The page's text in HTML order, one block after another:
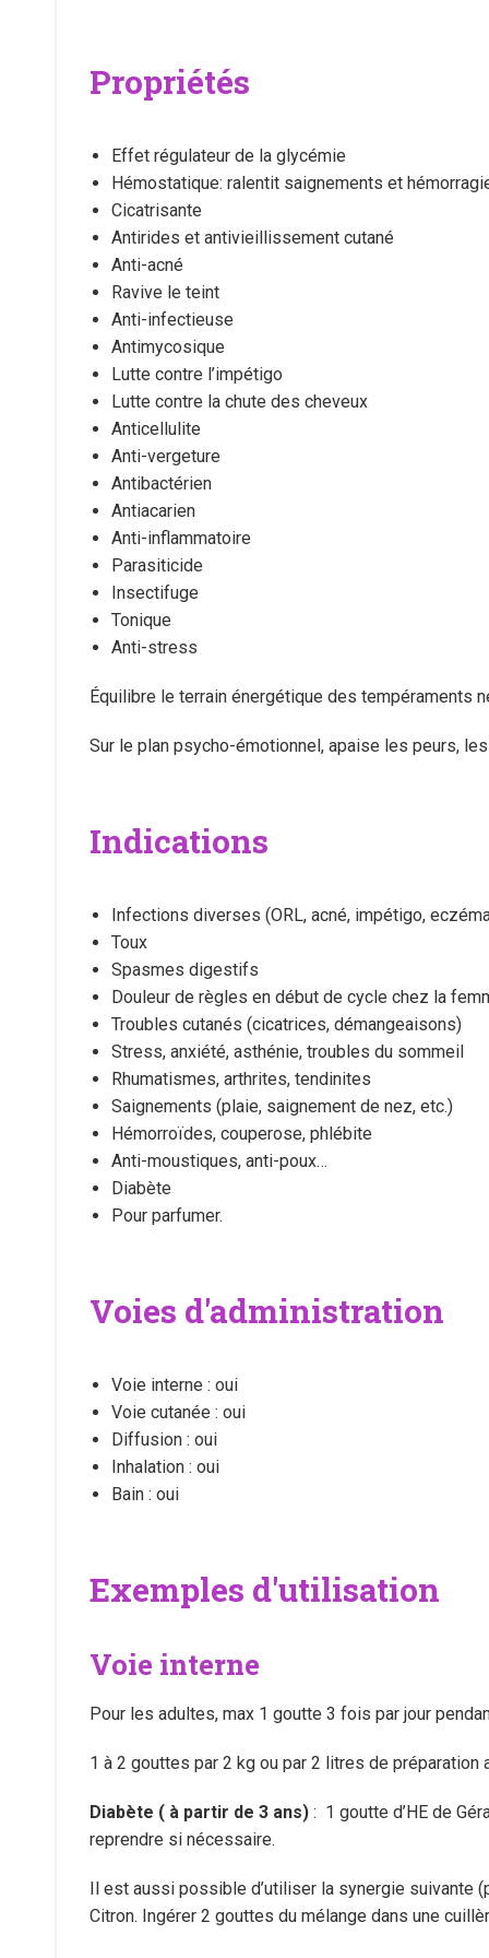
Propriétés
Effet régulateur de la glycémie
Hémostatique: ralentit saignements et
Cicatrisante
Antirides et antivieillissement cutané
Anti-acné
Ravive le teint
Anti-infectieuse
Antimycosique
Lutte contre l’impétigo
Lutte contre la chute des cheveux
Anticellulite
Anti-vergeture
Antibactérien
Antiacarien
Anti-inflammatoire
Parasiticide
Insectifuge
Tonique
Anti-stress
Équilibre le terrain énergétique des tempéraments
Sur le plan psycho-émotionnel, apaise les peurs,
Indications
Infections diverses (ORL, acné, impétigo,
Toux
Spasmes digestifs
Douleur de règles en début de cycle chez la
Troubles cutanés (cicatrices, démangeaisons)
Stress, anxiété, asthénie, troubles du sommeil
Rhumatismes, arthrites, tendinites
Saignements (plaie, saignement de nez, etc.)
Hémorroïdes, couperose, phlébite
Anti-moustiques, anti-poux…
Diabète
Pour parfumer.
Voies d'administration
Voie interne : oui
Voie cutanée : oui
Diffusion : oui
Inhalation : oui
Bain : oui
Exemples d'utilisation
Voie interne
Pour les adultes, max 1 goutte 3 fois par jour
1 à 2 gouttes par 2 kg ou par 2 litres de préparation
Diabète ( à partir de 3 ans) : 1 goutte d’HE de
reprendre si nécessaire.
Il est aussi possible d’utiliser la synergie suivante
Citron. Ingérer 2 gouttes du mélange dans une